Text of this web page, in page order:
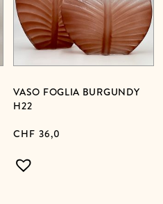
VASO FOGLIA BURGUNDY
H22
CHF 36,0